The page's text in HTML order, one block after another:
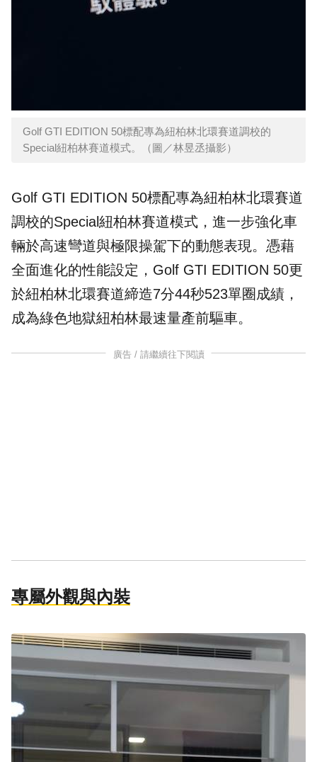
Golf GTI EDITION 50標配專為紐柏林北環賽道調校的
Special紐柏林賽道模式。（圖／林昱丞攝影）
Golf GTI EDITION 50標配專為紐柏林北環賽道
調校的Special紐柏林賽道模式，進一步強化車
輛於高速彎道與極限操駕下的動態表現。憑藉
全面進化的性能設定，Golf GTI EDITION 50更
於紐柏林北環賽道締造7分44秒523單圈成績，
成為綠色地獄紐柏林最速量產前驅車。
廣告 / 請繼續往下閱讀
專屬外觀與內裝